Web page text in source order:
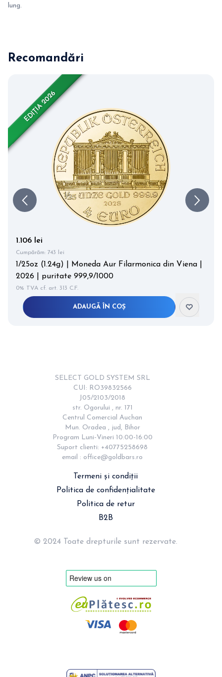
lung.
Recomandări
EDIȚIA 2026
1.106 lei
Cumpărăm: 743 lei
1/25oz (1.24g) | Moneda Aur Filarmonica din Viena |
2026 | puritate 999,9/1000
0% TVA cf. art. 313 C.F.
ADAUGĂ ÎN COȘ
SELECT GOLD SYSTEM SRL
CUI: RO39832566
J05/2103/2018
str. Ogorului , nr. 171
Centrul Comercial Auchan
Mun. Oradea , jud, Bihor
Program Luni-Vineri 10:00-16:00
Suport clienti: +40775258698
email : office@goldbars.ro
Termeni și condiții
Politica de confidențialitate
Politica de retur
B2B
© 2024 Toate drepturile sunt rezervate.